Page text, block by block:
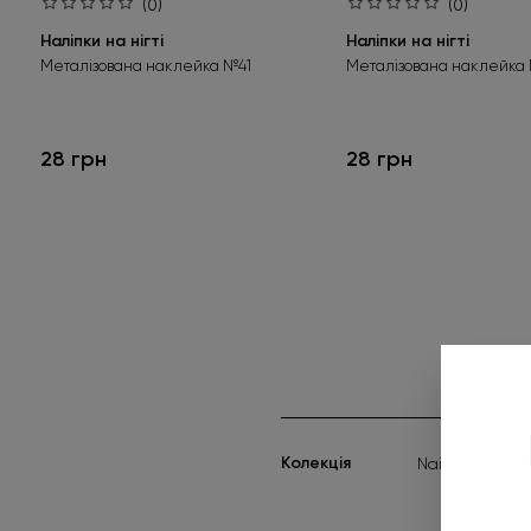
(0)
Наліпки на нігті
Металізована наклейка №41
28 грн
(0)
Наліпки на нігті
Металізована
28 грн
Kолекція Nail Art (YL,